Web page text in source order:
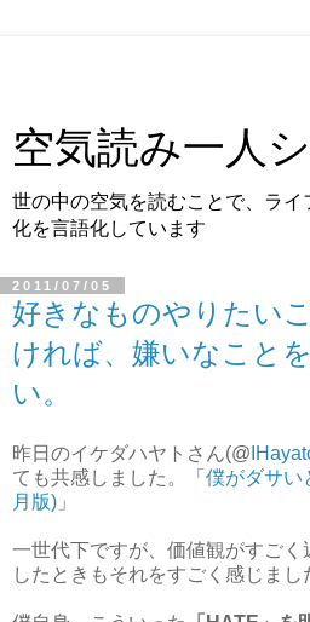
空気読み一人
世の中の空気を読むことで、ラ
化を言語化しています
2011/07/05
好きなものやりたい
ければ、嫌いなこと
い。
昨日のイケダハヤトさん(@
ても共感しました。「 僕がダサい
月版) 」
一世代下ですが、価値観がすごく
したときもそれをすごく感じまし